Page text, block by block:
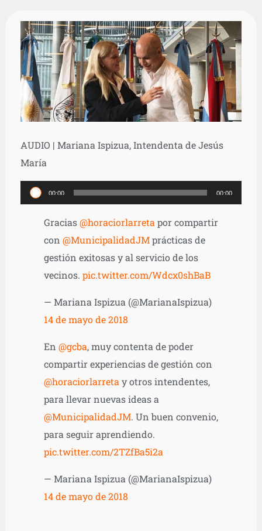
AUDIO | Mariana Ispizua, Intendenta de Jesús
María
Reproductor
de
audio
00:00 00:00
Gracias@horaciorlarretapor compartir
con @MunicipalidadJMprácticas de
gestión exitosas y al servicio de los
vecinos. pic.twitter.com/Wdcx0shBaB
— Mariana Ispizua (@MarianaIspizua)
14 de mayo de 2018
En @gcba, muy contenta de poder
compartir experiencias de gestión con
@horaciorlarretay otros intendentes,
para llevar nuevas ideas a
@MunicipalidadJM. Un buen convenio,
para seguir aprendiendo.
pic.twitter.com/2TZfBa5i2a
— Mariana Ispizua (@MarianaIspizua)
14 de mayo de 2018